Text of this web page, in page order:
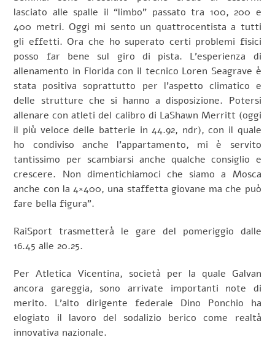
lasciato alle spalle il “limbo” passato tra 100, 200 e
400 metri. Oggi mi sento un quattrocentista a tutti
gli effetti. Ora che ho superato certi problemi fisici
posso far bene sul giro di pista. L’esperienza di
allenamento in Florida con il tecnico Loren Seagrave è
stata positiva soprattutto per l’aspetto climatico e
delle strutture che si hanno a disposizione. Potersi
allenare con atleti del calibro di LaShawn Merritt (oggi
il più veloce delle batterie in 44.92, ndr), con il quale
ho condiviso anche l’appartamento, mi è servito
tantissimo per scambiarsi anche qualche consiglio e
crescere. Non dimentichiamoci che siamo a Mosca
anche con la 4×400, una staffetta giovane ma che può
fare bella figura”.
RaiSport trasmetterà le gare del pomeriggio dalle
16.45 alle 20.25.
Per Atletica Vicentina, società per la quale Galvan
ancora gareggia, sono arrivate importanti note di
merito. L’alto dirigente federale Dino Ponchio ha
elogiato il lavoro del sodalizio berico come realtà
innovativa nazionale.